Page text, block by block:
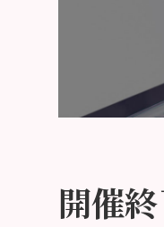
開催